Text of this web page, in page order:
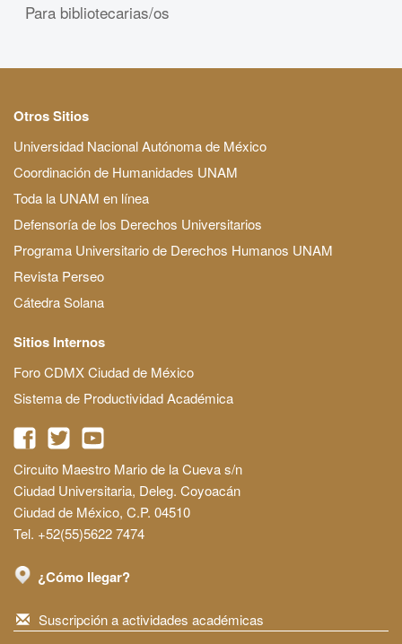
Para bibliotecarias/os
Otros Sitios
Universidad Nacional Autónoma de México
Coordinación de Humanidades UNAM
Toda la UNAM en línea
Defensoría de los Derechos Universitarios
Programa Universitario de Derechos Humanos UNAM
Revista Perseo
Cátedra Solana
Sitios Internos
Foro CDMX Ciudad de México
Sistema de Productividad Académica
Circuito Maestro Mario de la Cueva s/n
Ciudad Universitaria, Deleg. Coyoacán
Ciudad de México, C.P. 04510
Tel. +52(55)5622 7474
¿Cómo llegar?
Suscripción a actividades académicas